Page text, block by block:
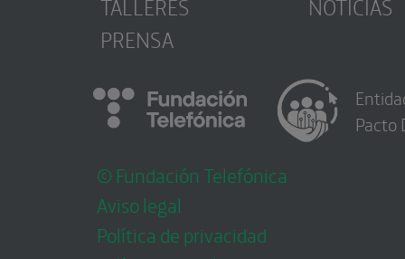
PRENSA
© Fundación Telefónica
Aviso legal
Política de privacidad
Pacto